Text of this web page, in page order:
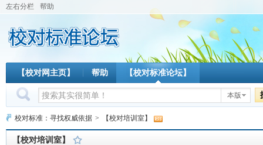
左右分栏 帮助
【校对网主页】 帮助 【校对标准论坛】
本版
校对标准：寻找权威依据 > 【校对培训室】
【校对培训室】